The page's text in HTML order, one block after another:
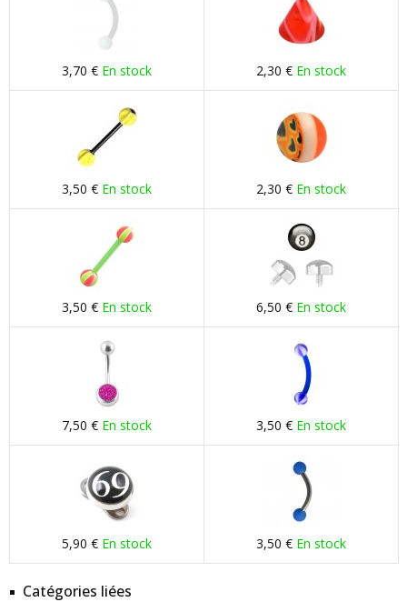
3,70 € En stock 2,30 € En stock
3,50 € En stock 2,30 € En stock
3,50 € En stock 6,50 € En stock
7,50 € En stock 3,50 € En stock
5,90 € En stock 3,50 € En stock
Catégories liées